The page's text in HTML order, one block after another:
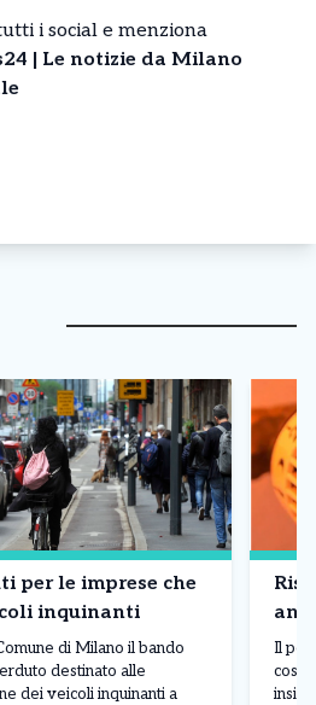
i social e menziona
| Le notizie da Milano
per le imprese che
inquinanti
di Milano il bando
destinato alle
dei veicoli inquinanti a
Il